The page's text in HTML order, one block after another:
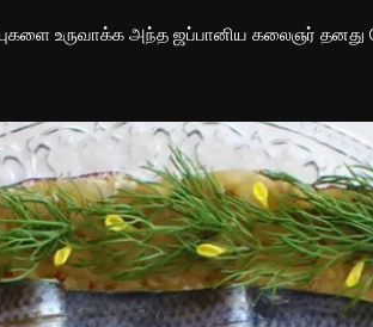
உருவாக்க அந்த ஜப்பானிய கலைஞர்